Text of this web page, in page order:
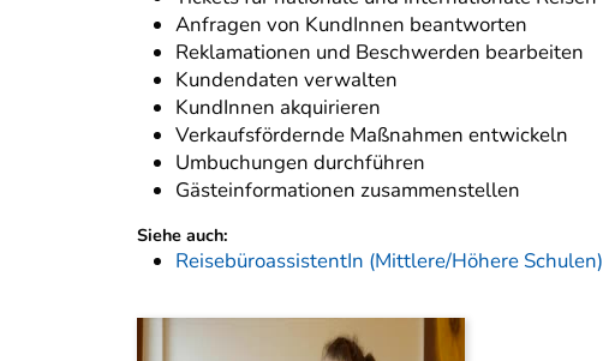
Anfragen von KundInnen beantworten
Reklamationen und Beschwerden bearbeiten
Kundendaten verwalten
KundInnen akquirieren
Verkaufsfördernde Maßnahmen entwickeln
Umbuchungen durchführen
Gästeinformationen zusammenstellen
Siehe auch:
ReisebüroassistentIn (Mittlere/Höhere Schulen)